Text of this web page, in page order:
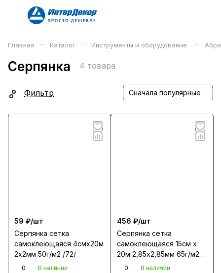
Главная – Каталог – Инструменты и оборудование –
Серпянка 4 товара
Фильтр Сначала популярные
59 ₽/шт
Серпянка сетка
самоклеющаяся 4смх20м
2х2мм 50г/м2 /72/
0
В наличии
456 ₽/шт
Серпянка сетка
самоклеющаяся 15см х
20м 2,85х2,85мм 65г/м2
/24/
0
В наличии